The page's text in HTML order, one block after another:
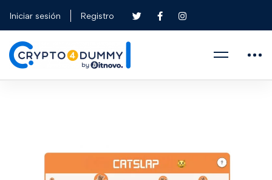
Iniciar sesión Registro